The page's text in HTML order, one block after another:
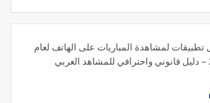
تطبيقات لمشاهدة المباريات على الهاتف لعام